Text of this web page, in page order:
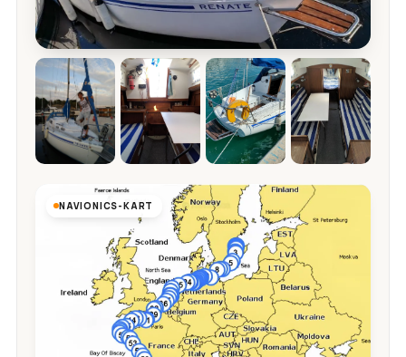
NAVIONICS-KART